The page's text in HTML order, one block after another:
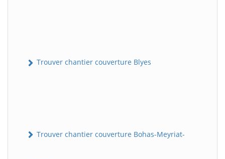
Trouver chantier couverture Blyes
Trouver chantier couverture Bohas-Meyriat-